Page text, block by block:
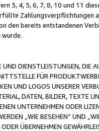
3, 4, 5, 6, 7, 8, 10 und 11
Zahlungsverpflichtungen
den bereits entstandenen
wurde.
DIENSTLEISTUNGEN, DIE
FÜR
UND LOGOS UNSERER
DATEN, BILDER, TEXTE
UNTERNEHMEN ODER
„WIE BESEHEN“ UND
ÜBERNEHMEN